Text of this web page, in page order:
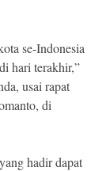
se-Indonesia
hari terakhir,”
usai rapat
di
hadir dapat